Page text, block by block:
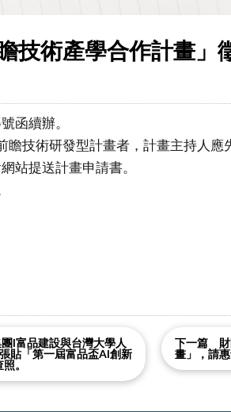
技術產學合作計畫」
函續辦。
技術研發型計畫者，計畫主持人
站提送計畫申請書。
I富品建設與台灣大學人
貼「第一屆富品盃AI創新
。
下一篇 財
畫」，請